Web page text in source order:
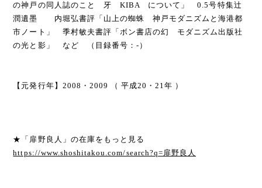
の神戸の同人誌のこと 牙 KIBA について」 0.5号特集辻
潤遺墨 内堀弘書評「山上の蜘蛛 神戸モダニズムと海港都
市ノート」 季村敏夫書評「ボン書店の幻 モダニズム出版社
の光と影」 など （目録番号：-）
【元発行年】2008・2009 （ 平成20・21年 ）
★「扉野良人」の在庫をもっと見る
https://www.shoshitakou.com/search?q=扉野良人